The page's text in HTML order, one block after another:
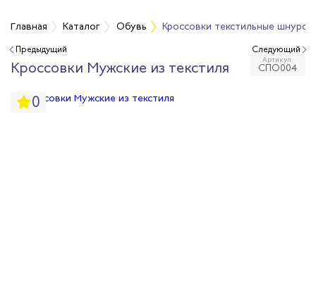
Главная Каталог Обувь Кроссовки текстильные
Предыдущий
Кроссовки Мужские из текстиля Артикул:
СПО004
0
Следующий